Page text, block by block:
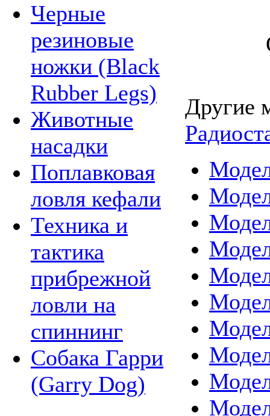
Черные
резиновые
ножки (Black
Rubber Legs)
Животные
насадки
Поплавковая
ловля кефали
Техника и
тактика
прибрежной
ловли на
спиннинг
Собака Гарри
(Garry Dog)
Другие